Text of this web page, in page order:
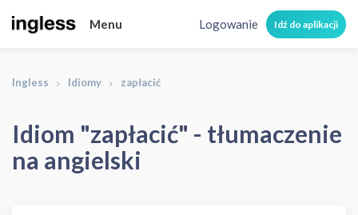
Menu Logowanie Idź do aplikacji
Ingless Idiomy zapłacić
Idiom "zapłacić" - tłumaczenie
na angielski